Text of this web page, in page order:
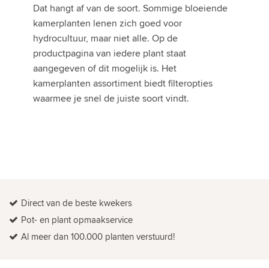
Dat hangt af van de soort. Sommige bloeiende
kamerplanten lenen zich goed voor
hydrocultuur, maar niet alle. Op de
productpagina van iedere plant staat
aangegeven of dit mogelijk is. Het
kamerplanten assortiment biedt filteropties
waarmee je snel de juiste soort vindt.
Direct van de beste kwekers
Pot- en plant opmaakservice
Al meer dan 100.000 planten verstuurd!